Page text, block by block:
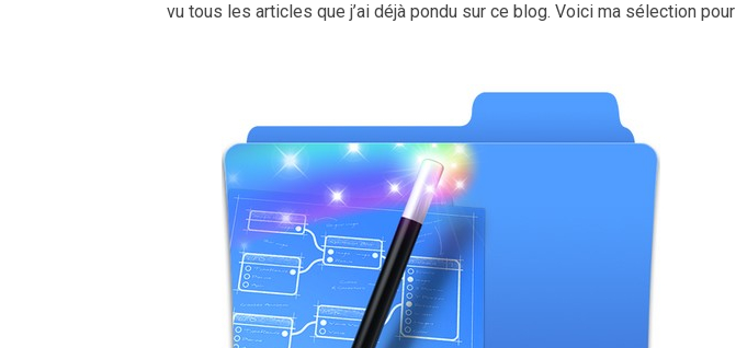
vu tous les articles que j’ai déjà pondu sur ce blog. Voici ma sélection pour